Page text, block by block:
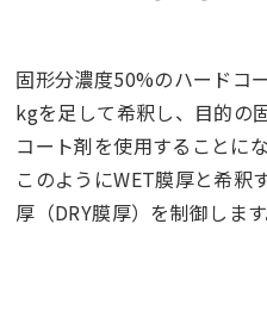
固形分濃度50%のハードコ
kgを足して希釈し、目的の
コート剤を使用することにな
このようにWET膜厚と希釈
厚（DRY膜厚）を制御します